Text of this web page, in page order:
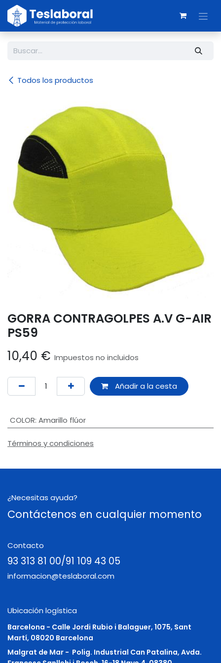
Ir al contenido
Todos los productos
GORRA CONTRAGOLPES A.V G-AIR
PS59
10,40 € Impuestos no incluidos
Añadir a la cesta
COLOR: Amarillo flúor
Términos y condiciones
¿Necesitas ayuda?
Contáctenos en cualquier momento
Contacto
93 313 81 00/91 109 43 05
informacion@teslaboral.com
Ubicación logística
Barcelona - Calle Jordi Rubio i Balaguer, 1075, Sant
Martí, 08020 Barcelona
Malgrat de Mar - Polig. Industrial Can Patalina, Avda.